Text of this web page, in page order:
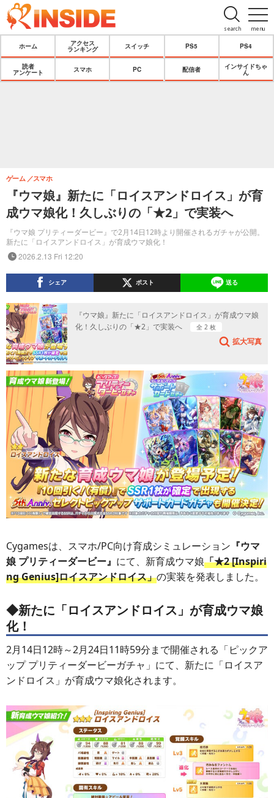
menu
search
ホーム
アクセス
ランキング
スイッチ PS5 PS4
読者
アンケート
スマホ PC 配信者
インサイドちゃ
ん
『ウマ娘』新たに「ロイスアンドロイス」が育
成ウマ娘化！久しぶりの「★2」で実装へ
『ウマ娘 プリティーダービー』で2月14日12時より開催されるガチャが公開。
新たに「ロイスアンドロイス」が育成ウマ娘化！
ゲーム スマホ
2026.2.13 Fri 12:20
シェア ポスト 送る
『ウマ娘』新たに「ロイスアンドロイス」が育成ウマ娘
化！久しぶりの「★2」で実装へ
全 2 枚
拡大写真
Cygamesは、スマホ/PC向け育成シミュレーション 『ウマ
娘 プリティーダービー』 にて、新育成ウマ娘「★2 [Inspiri
ng Genius]ロイスアンドロイス」の実装を発表しました。
◆新たに「ロイスアンドロイス」が育成ウマ娘
化！
2月14日12時～2月24日11時59分まで開催される「ピックア
ップ プリティーダービーガチャ」にて、新たに「ロイスア
ンドロイス」が育成ウマ娘化されます。